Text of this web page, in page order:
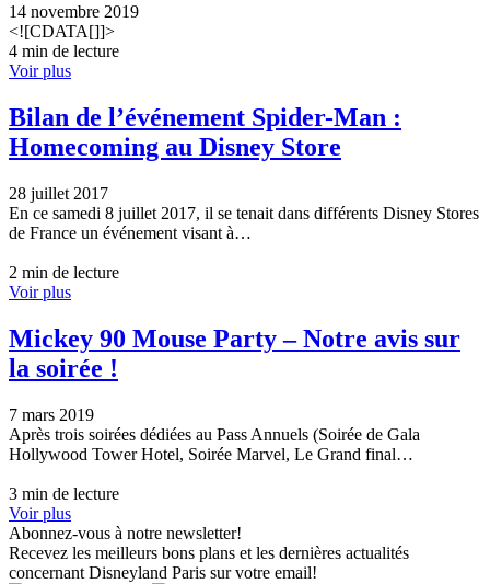
14 novembre 2019
<![CDATA[]]>
4 min de lecture
Voir plus
Bilan de l’événement Spider-Man :
Homecoming au Disney Store
28 juillet 2017
En ce samedi 8 juillet 2017, il se tenait dans différents Disney Stores
de France un événement visant à…
2 min de lecture
Voir plus
Mickey 90 Mouse Party – Notre avis sur
la soirée !
7 mars 2019
Après trois soirées dédiées au Pass Annuels (Soirée de Gala
Hollywood Tower Hotel, Soirée Marvel, Le Grand final…
3 min de lecture
Voir plus
Abonnez-vous à notre newsletter!
Recevez les meilleurs bons plans et les dernières actualités
concernant Disneyland Paris sur votre email!